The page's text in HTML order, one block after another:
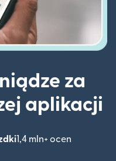
za
aplikacji
1,4 mln+ ocen
(otwiera